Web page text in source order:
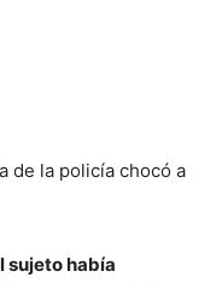
de la policía chocó a
sujeto había